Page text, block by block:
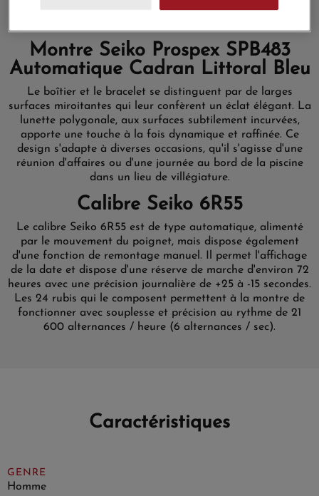
Montre Seiko Prospex SPB483
Automatique Cadran Littoral Bleu
Le boîtier et le bracelet se distinguent par de larges
surfaces miroitantes qui leur confèrent un éclat élégant. La
lunette polygonale, aux surfaces subtilement incurvées,
apporte une touche à la fois dynamique et raffinée. Ce
design s'adapte à diverses occasions, qu'il s'agisse d'une
réunion d'affaires ou d'une journée au bord de la piscine
dans un lieu de villégiature.
Calibre Seiko 6R55
Le calibre Seiko 6R55 est de type automatique, alimenté
par le mouvement du poignet, mais dispose également
d'une fonction de remontage manuel. Il permet l'affichage
de la date et dispose d'une réserve de marche d'environ 72
heures avec une précision journalière de +25 à -15 secondes.
Les 24 rubis qui le composent permettent à la montre de
fonctionner avec souplesse et précision au rythme de 21
600 alternances / heure (6 alternances / sec).
Caractéristiques
GENRE
Homme